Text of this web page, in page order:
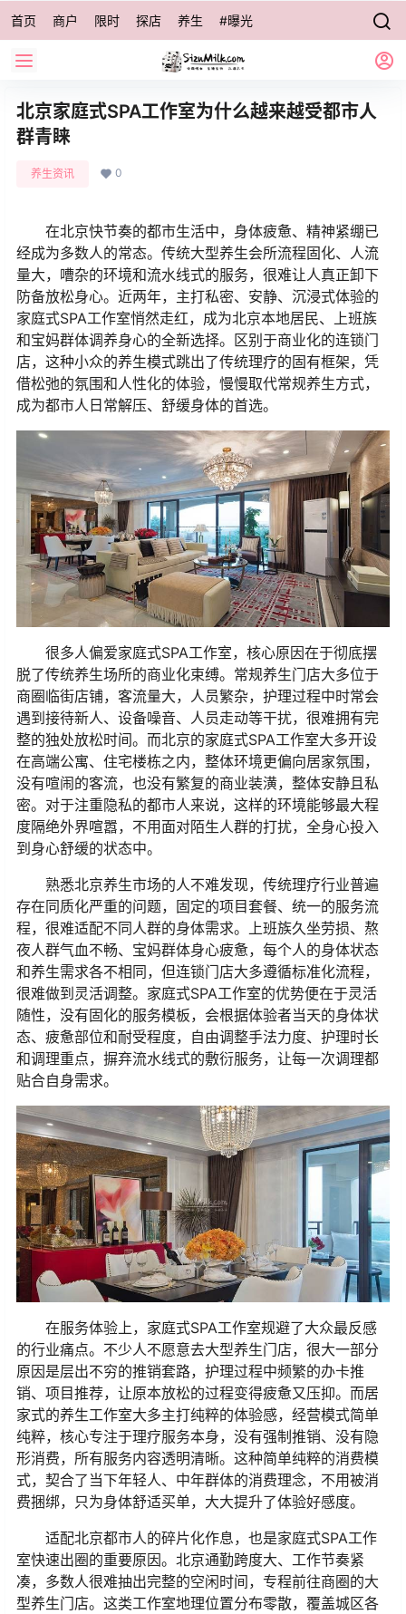
首页 商户 限时 探店 养生 #曝光
北京家庭式SPA工作室为什么越来越受都市人
群青睐
养生资讯 0
在北京快节奏的都市生活中，身体疲惫、精神紧绷已
经成为多数人的常态。传统大型养生会所流程固化、人流
量大，嘈杂的环境和流水线式的服务，很难让人真正卸下
防备放松身心。近两年，主打私密、安静、沉浸式体验的
家庭式SPA工作室悄然走红，成为北京本地居民、上班族
和宝妈群体调养身心的全新选择。区别于商业化的连锁门
店，这种小众的养生模式跳出了传统理疗的固有框架，凭
借松弛的氛围和人性化的体验，慢慢取代常规养生方式，
成为都市人日常解压、舒缓身体的首选。
很多人偏爱家庭式SPA工作室，核心原因在于彻底摆
脱了传统养生场所的商业化束缚。常规养生门店大多位于
商圈临街店铺，客流量大，人员繁杂，护理过程中时常会
遇到接待新人、设备噪音、人员走动等干扰，很难拥有完
整的独处放松时间。而北京的家庭式SPA工作室大多开设
在高端公寓、住宅楼栋之内，整体环境更偏向居家氛围，
没有喧闹的客流，也没有繁复的商业装潢，整体安静且私
密。对于注重隐私的都市人来说，这样的环境能够最大程
度隔绝外界喧嚣，不用面对陌生人群的打扰，全身心投入
到身心舒缓的状态中。
熟悉北京养生市场的人不难发现，传统理疗行业普遍
存在同质化严重的问题，固定的项目套餐、统一的服务流
程，很难适配不同人群的身体需求。上班族久坐劳损、熬
夜人群气血不畅、宝妈群体身心疲惫，每个人的身体状态
和养生需求各不相同，但连锁门店大多遵循标准化流程，
很难做到灵活调整。家庭式SPA工作室的优势便在于灵活
随性，没有固化的服务模板，会根据体验者当天的身体状
态、疲惫部位和耐受程度，自由调整手法力度、护理时长
和调理重点，摒弃流水线式的敷衍服务，让每一次调理都
贴合自身需求。
在服务体验上，家庭式SPA工作室规避了大众最反感
的行业痛点。不少人不愿意去大型养生门店，很大一部分
原因是层出不穷的推销套路，护理过程中频繁的办卡推
销、项目推荐，让原本放松的过程变得疲惫又压抑。而居
家式的养生工作室大多主打纯粹的体验感，经营模式简单
纯粹，核心专注于理疗服务本身，没有强制推销、没有隐
形消费，所有服务内容透明清晰。这种简单纯粹的消费模
式，契合了当下年轻人、中年群体的消费理念，不用被消
费捆绑，只为身体舒适买单，大大提升了体验好感度。
适配北京都市人的碎片化作息，也是家庭式SPA工作
室快速出圈的重要原因。北京通勤跨度大、工作节奏紧
凑，多数人很难抽出完整的空闲时间，专程前往商圈的大
型养生门店。这类工作室地理位置分布零散，覆盖城区各